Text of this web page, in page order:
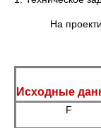
На
Исходные
F